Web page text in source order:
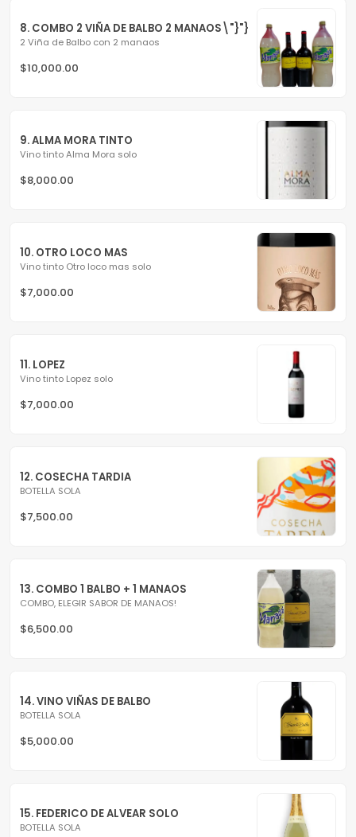
8. COMBO 2 VIÑA DE BALBO 2 MANAOS\"}"}
2 Viña de Balbo con 2 manaos
$10,000.00
9. ALMA MORA TINTO
Vino tinto Alma Mora solo
$8,000.00
10. OTRO LOCO MAS
Vino tinto Otro loco mas solo
$7,000.00
11. LOPEZ
Vino tinto Lopez solo
$7,000.00
12. COSECHA TARDIA
BOTELLA SOLA
$7,500.00
13. COMBO 1 BALBO + 1 MANAOS
COMBO, ELEGIR SABOR DE MANAOS!
$6,500.00
14. VINO VIÑAS DE BALBO
BOTELLA SOLA
$5,000.00
15. FEDERICO DE ALVEAR SOLO
BOTELLA SOLA